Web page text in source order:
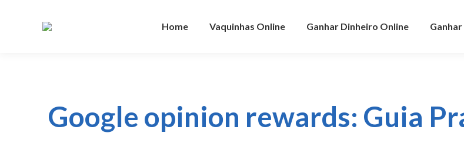
Home Vaquinhas Online Ganhar Dinheiro Online
Google opinion rewards: Guia